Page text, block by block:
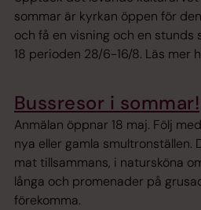
sommar är kyrkan öppen för
och få en visning och en stunds
18 perioden 28/6-16/8. Läs mer
Bussresor i sommar!
Anmälan öppnar 18 maj. Följ
nya eller gamla smultronställen.
mat tillsammans, i natursköna
långa och promenader på
förekomma.